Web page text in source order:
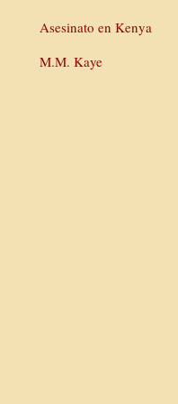
Asesinato en Kenya
M.M. Kaye